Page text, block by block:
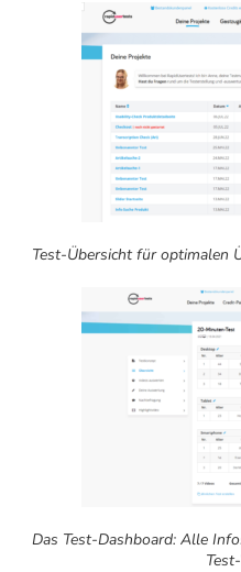
Test-Übersicht für optimalen
Das Test-Dashboard: Alle